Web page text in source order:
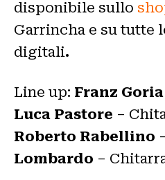
disponibile sullo
Garrincha e su tutte
digitali.
Line up: Franz Goria
Luca Pastore –
Roberto Rabellino
Lombardo –